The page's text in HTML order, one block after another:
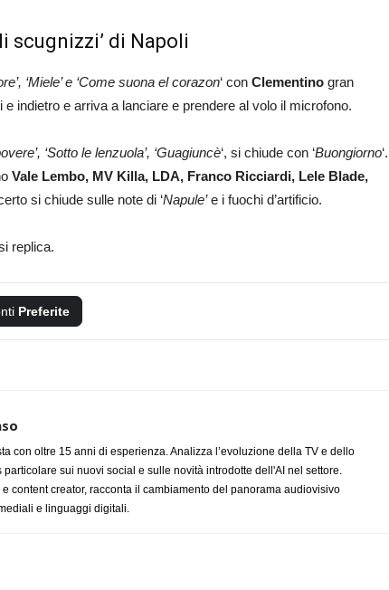
scugnizzi’ di Napoli
‘Miele’ e ‘Come suona el corazon‘ con Clementino gran
indietro e arriva a lanciare e prendere al volo il microfono.
‘Sotto le lenzuola’, ‘Guagiuncè‘, si chiude con ‘Buongiorno‘.
Vale Lembo, MV Killa, LDA, Franco Ricciardi, Lele Blade,
si chiude sulle note di ‘Napule’e i fuochi d’artificio.
replica.
Preferite
con oltre 15 anni di esperienza. Analizza l’evoluzione della TV e dello
particolare sui nuovi social e sulle novità introdotte dell'AI nel settore.
content creator, racconta il cambiamento del panorama audiovisivo
e linguaggi digitali.